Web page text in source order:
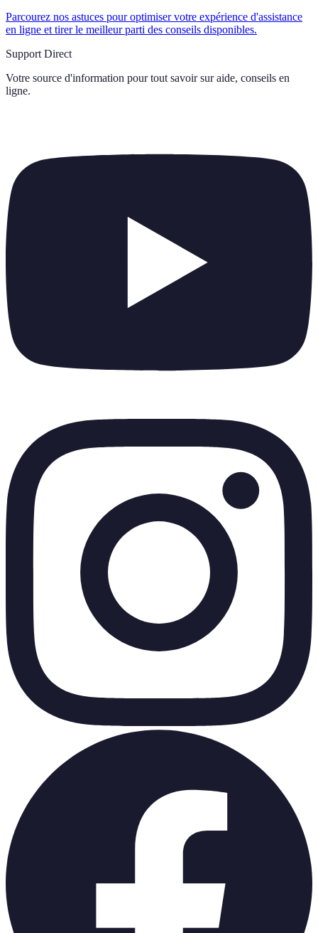
Parcourez nos astuces pour optimiser votre expérience d'assistance
en ligne et tirer le meilleur parti des conseils disponibles.
Support Direct
Votre source d'information pour tout savoir sur aide, conseils en
ligne.